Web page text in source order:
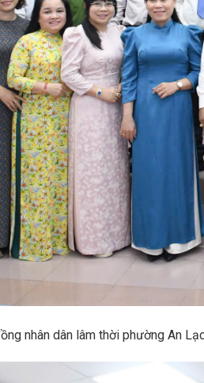
nhân dân lâm thời phường An